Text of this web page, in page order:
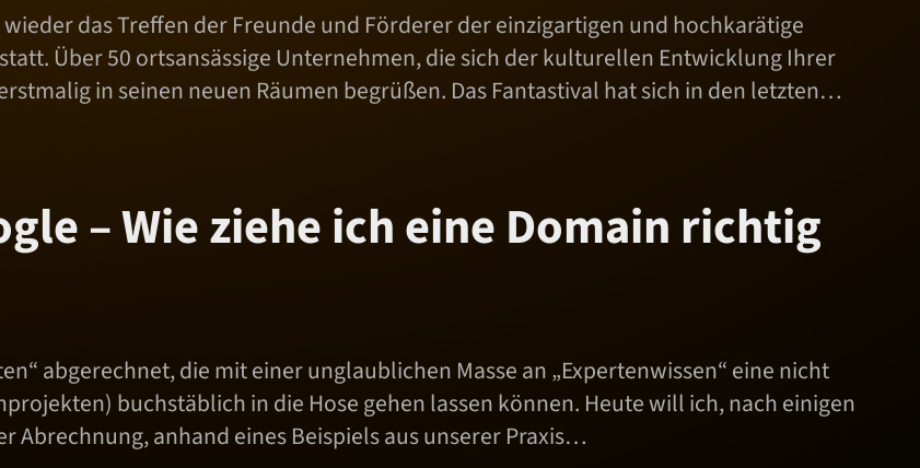
wieder das Treffen der Freunde und Förderer der einzigartigen und hochkarätige
Über 50 ortsansässige Unternehmen, die sich der kulturellen Entwicklung Ihrer
in seinen neuen Räumen begrüßen. Das Fantastival hat sich in den letzten…
– Wie ziehe ich eine Domain richtig
abgerechnet, die mit einer unglaublichen Masse an „Expertenwissen“ eine nicht
buchstäblich in die Hose gehen lassen können. Heute will ich, nach einigen
Abrechnung, anhand eines Beispiels aus unserer Praxis…